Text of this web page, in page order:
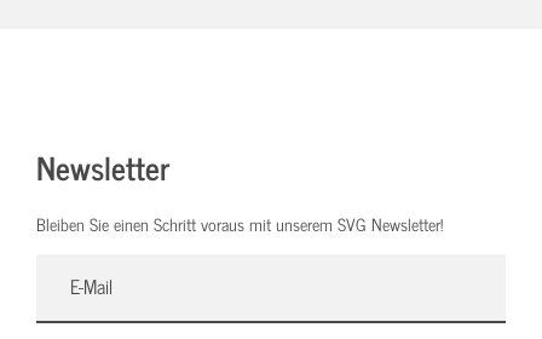
Newsletter
Bleiben Sie einen Schritt voraus mit unserem SVG Newsletter!